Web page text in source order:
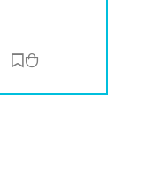
Zur Merkliste